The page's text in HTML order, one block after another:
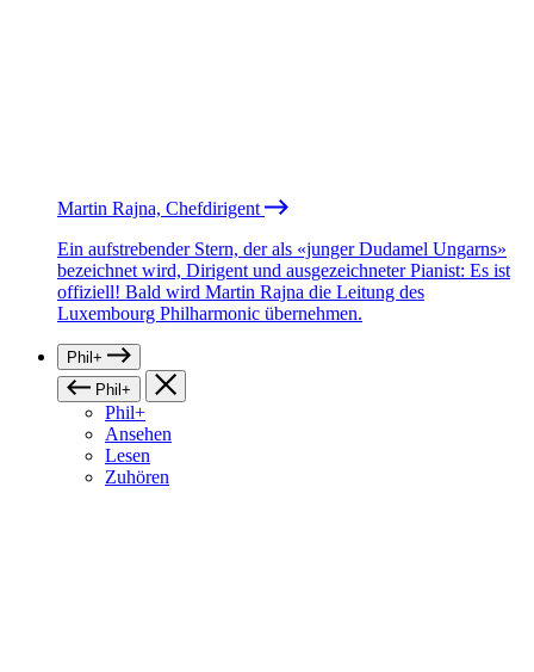
Martin Rajna, Chefdirigent
Ein aufstrebender Stern, der als «junger Dudamel Ungarns»
bezeichnet wird, Dirigent und ausgezeichneter Pianist: Es ist
offiziell! Bald wird Martin Rajna die Leitung des
Luxembourg Philharmonic übernehmen.
Phil+
Phil+
Phil+
Ansehen
Lesen
Zuhören